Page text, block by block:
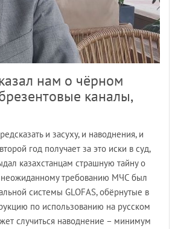
нам о чёрном
каналы,
и засуху, и наводнения, и
год получает за это иски в суд,
казахстанцам страшную тайну о
неожиданному требованию МЧС был
системы GLOFAS, обёрнутые в
по использованию на русском
случиться наводнение – минимум